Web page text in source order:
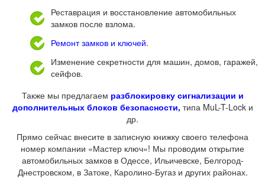
Реставрация и восстановление автомобильных
замков после взлома.
Ремонт замков и ключей.
Изменение секретности для машин, домов, гаражей,
сейфов.
Также мы предлагаем разблокировку сигнализации и
дополнительных блоков безопасности, типа MuL-T-Lock и
др.
Прямо сейчас внесите в записную книжку своего телефона
номер компании «Мастер ключ»! Мы проводим открытие
автомобильных замков в Одессе, Ильичевске, Белгород-
Днестровском, в Затоке, Каролино-Бугаз и других районах.